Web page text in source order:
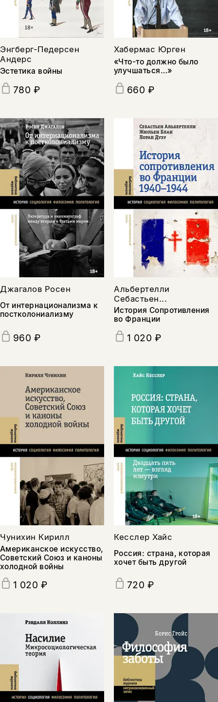
Энгберг-Педерсен
Андерс
Эстетика войны
780 ₽
Хабермас Юрген
«Что-то должно было
улучшаться…»
660 ₽
Джагалов Росен
От интернационализма к
постколониализму
960 ₽
Альбертелли
Себастьен...
История Сопротивления
во Франции
1 020 ₽
Чунихин Кирилл
Американское искусство,
Советский Союз и каноны
холодной войны
1 020 ₽
Кесслер Хайс
Россия: страна, которая
хочет быть другой
720 ₽